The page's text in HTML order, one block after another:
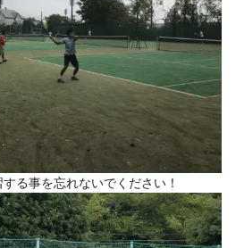
る事を忘れないでください！